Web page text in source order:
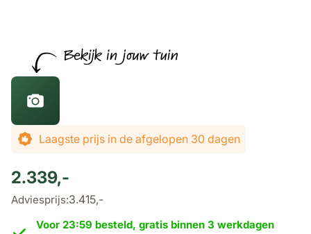
De prijs is afhankelijk van de gekozen opties
Laagste prijs in de afgelopen 30 dagen
2.339,-
Adviesprijs:3.415,-
Voor 23:59 besteld, gratis binnen 3 werkdagen